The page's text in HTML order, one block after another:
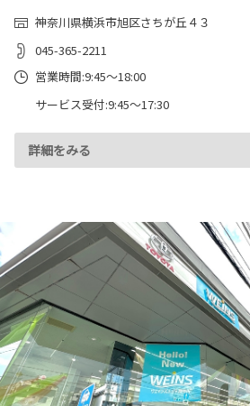
神奈川県横浜市旭区さちが丘４３
045-365-2211
営業時間:9:45～18:00
サービス受付:9:45～17:30
詳細をみる